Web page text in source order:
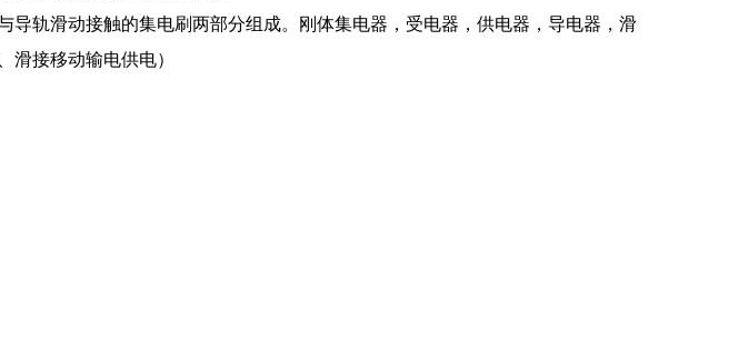
导轨滑动接触的集电刷两部分组成。刚体集电器，受电器，供电器，导电器，滑
滑接移动输电供电）